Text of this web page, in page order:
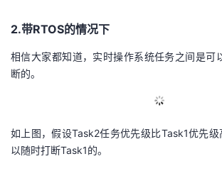
2.带RTOS的情况下
相信大家都知道，实时操作系统任务之间是可
断的。
如上图，假设Task2任务优先级比Task1优先
以随时打断Task1的。